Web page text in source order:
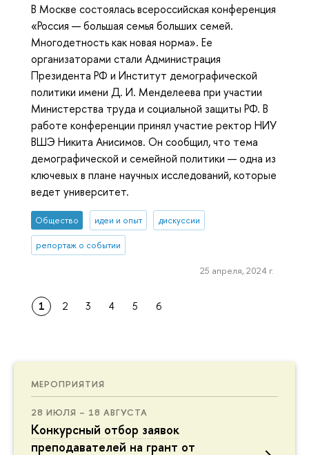
МЕРОПРИЯТИЯ
28 ИЮЛЯ – 18 АВГУСТА
Конкурсный отбор заявок
преподавателей на грант от
В Москве состоялась всероссийская конференция
«Россия — большая семья больших семей.
Многодетность как новая норма». Ее
организаторами стали Администрация
Президента РФ и Институт демографической
политики имени Д. И. Менделеева при участии
Министерства труда и социальной защиты РФ. В
работе конференции принял участие ректор НИУ
ВШЭ Никита Анисимов. Он сообщил, что тема
демографической и семейной политики — одна из
ключевых в плане научных исследований, которые
ведет университет.
Общество идеи и опыт дискуссии
репортаж о событии
25 апреля, 2024 г.
1 2 3 4 5 6